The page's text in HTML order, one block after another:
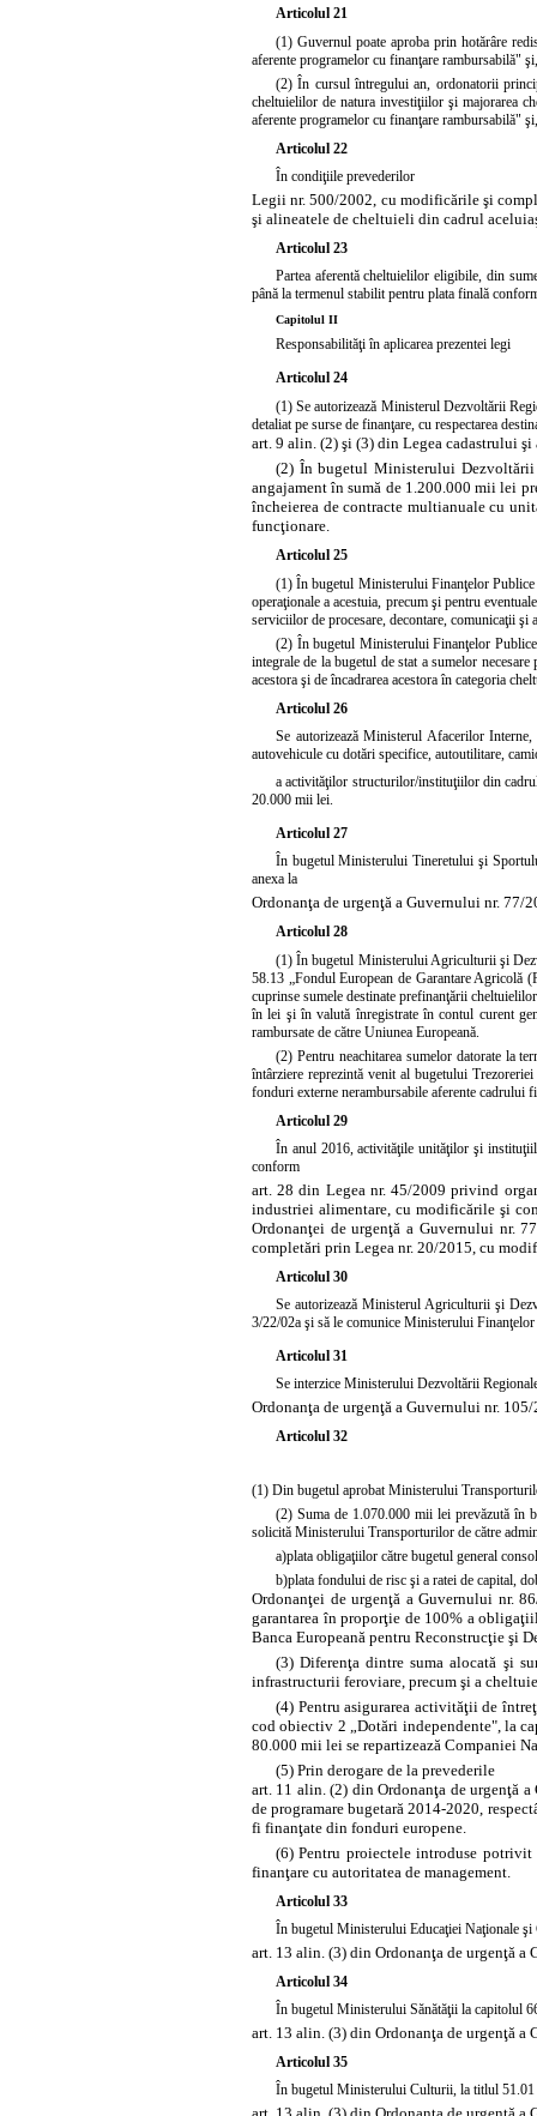
Articolul 21
(1) Guvernul poate aproba prin hotărâre
aferente programelor cu finanţare rambursabilă"
(2) În cursul întregului an, ordonatorii
cheltuielilor de natura investiţiilor şi majorarea
aferente programelor cu finanţare rambursabilă"
Articolul 22
În condiţiile prevederilor
Legii nr. 500/2002, cu modificările şi
şi alineatele de cheltuieli din cadrul
Articolul 23
Partea aferentă cheltuielilor eligibile, din
până la termenul stabilit pentru plata finală
Capitolul II
Responsabilităţi în aplicarea prezentei legi
Articolul 24
(1) Se autorizează Ministerul Dezvoltării
detaliat pe surse de finanţare, cu respectarea
art. 9 alin. (2) şi (3) din Legea cadastrului
(2) În bugetul Ministerului Dezvoltării
angajament în sumă de 1.200.000 mii lei
încheierea de contracte multianuale cu
funcţionare.
Articolul 25
(1) În bugetul Ministerului Finanţelor Publice
operaţionale a acestuia, precum şi pentru
serviciilor de procesare, decontare, comunicaţii şi
(2) În bugetul Ministerului Finanţelor
integrale de la bugetul de stat a sumelor
acestora şi de încadrarea acestora în categoria
Articolul 26
Se autorizează Ministerul Afacerilor
autovehicule cu dotări specifice, autoutilitare,
a activităţilor structurilor/instituţiilor din
20.000 mii lei.
Articolul 27
În bugetul Ministerului Tineretului şi
anexa la
Ordonanţa de urgenţă a Guvernului nr.
Articolul 28
(1) În bugetul Ministerului Agriculturii şi
58.13 „Fondul European de Garantare Agricolă
cuprinse sumele destinate prefinanţării
în lei şi în valută înregistrate în contul curent
rambursate de către Uniunea Europeană.
(2) Pentru neachitarea sumelor datorate la
întârziere reprezintă venit al bugetului
fonduri externe nerambursabile aferente
Articolul 29
În anul 2016, activităţile unităţilor şi
conform
art. 28 din Legea nr. 45/2009 privind
industriei alimentare, cu modificările şi
Ordonanţei de urgenţă a Guvernului nr.
completări prin Legea nr. 20/2015, cu
Articolul 30
Se autorizează Ministerul Agriculturii şi
3/22/02a şi să le comunice Ministerului
Articolul 31
Se interzice Ministerului Dezvoltării
Ordonanţa de urgenţă a Guvernului nr.
Articolul 32
(1) Din bugetul aprobat Ministerului
(2) Suma de 1.070.000 mii lei prevăzută în
solicită Ministerului Transporturilor de către
a)plata obligaţiilor către bugetul general
b)plata fondului de risc şi a ratei de capital,
Ordonanţei de urgenţă a Guvernului nr.
garantarea în proporţie de 100% a
Banca Europeană pentru Reconstrucţie şi
(3) Diferenţa dintre suma alocată şi
infrastructurii feroviare, precum şi a
(4) Pentru asigurarea activităţii de
cod obiectiv 2 „Dotări independente", la
80.000 mii lei se repartizează Companiei
(5) Prin derogare de la prevederile
art. 11 alin. (2) din Ordonanţa de urgenţă
de programare bugetară 2014-2020,
fi finanţate din fonduri europene.
(6) Pentru proiectele introduse
finanţare cu autoritatea de management.
Articolul 33
În bugetul Ministerului Educaţiei Naţionale şi
art. 13 alin. (3) din Ordonanţa de urgenţă
Articolul 34
În bugetul Ministerului Sănătăţii la capitolul
art. 13 alin. (3) din Ordonanţa de urgenţă
Articolul 35
În bugetul Ministerului Culturii, la titlul 51.01